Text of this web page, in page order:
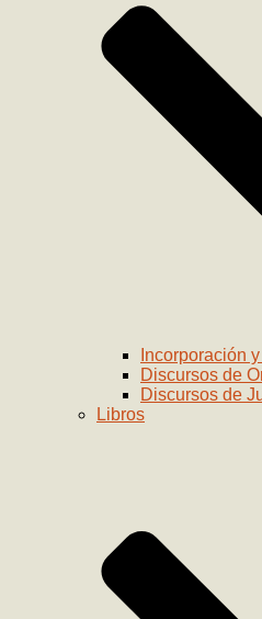
Incorporación
Discursos de
Discursos de
Libros